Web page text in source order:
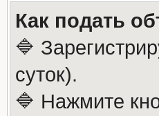
Как подать
🔷
суток).
🔷 Нажмите